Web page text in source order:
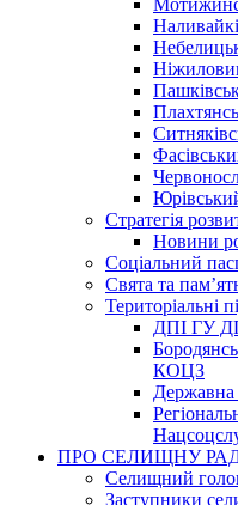
Стратегія
Новини
Соціальний
Свята та
Територіальні
ДПІ ГУ
КОЦЗ
Державна
ПРО СЕЛИЩНУ
Селищний
Заступники